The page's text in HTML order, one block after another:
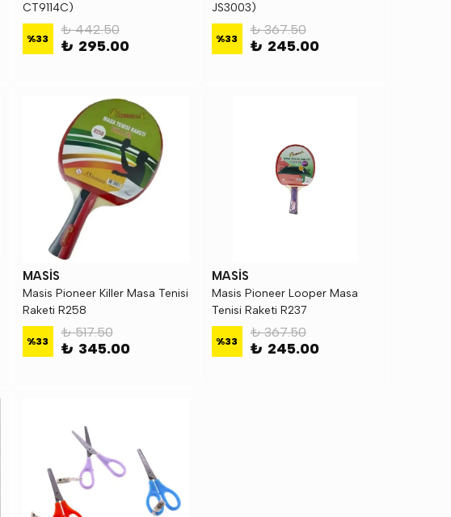
CT9114C)
%33
₺ 442.50
₺ 295.00
JS3003)
%33
₺ 367.50
₺ 245.00
MASİS
Masis Pioneer Killer Masa Tenisi
Raketi R258
%33
₺ 517.50
₺ 345.00
MASİS
Masis Pioneer Looper Masa
Tenisi Raketi R237
%33
₺ 367.50
₺ 245.00